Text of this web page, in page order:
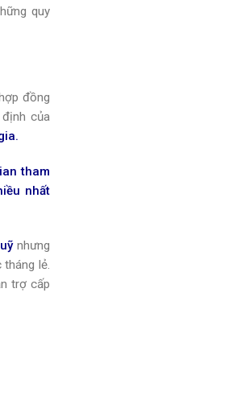
quy
đồng
của
tham
nhất
nhưng
lẻ.
trợ cấp